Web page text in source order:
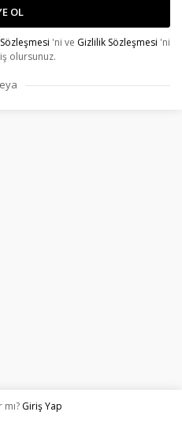
OL
'ni ve Gizlilik Sözleşmesi 'ni
olursunuz.
mı? Giriş Yap